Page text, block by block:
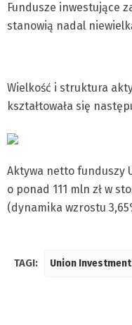
Fundusze inwestujące
stanowią nadal
Wielkość i struktura
kształtowała się
Aktywa netto funduszy
o ponad 111 mln zł w
(dynamika wzrostu
TAGI: Union Investment